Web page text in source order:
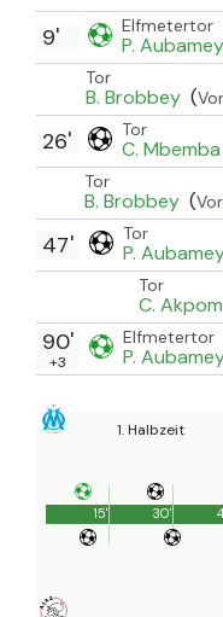
Elfmetertor
P.
9'
Tor
B. Brobbey (
Tor
C. Mbemba
26'
Tor
B. Brobbey (
Tor
P.
47'
Tor
C. Akpom
Elfmetertor
P.
90'
+3
1. Halbzeit
15' 30'